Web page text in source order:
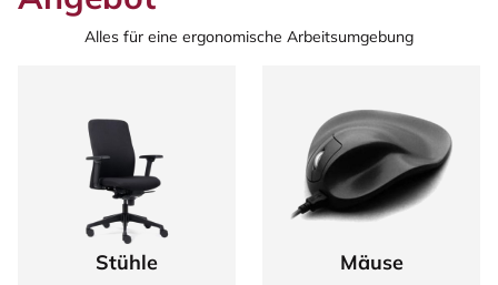
Alles für eine ergonomische Arbeitsumgebung
Stühle Mäuse